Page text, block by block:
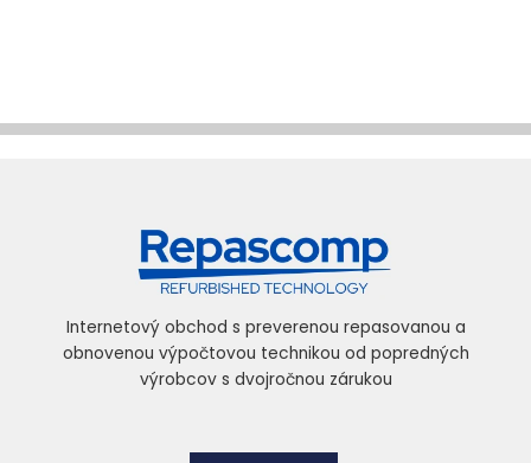
Internetový obchod s preverenou repasovanou a
obnovenou výpočtovou technikou od popredných
výrobcov s dvojročnou zárukou